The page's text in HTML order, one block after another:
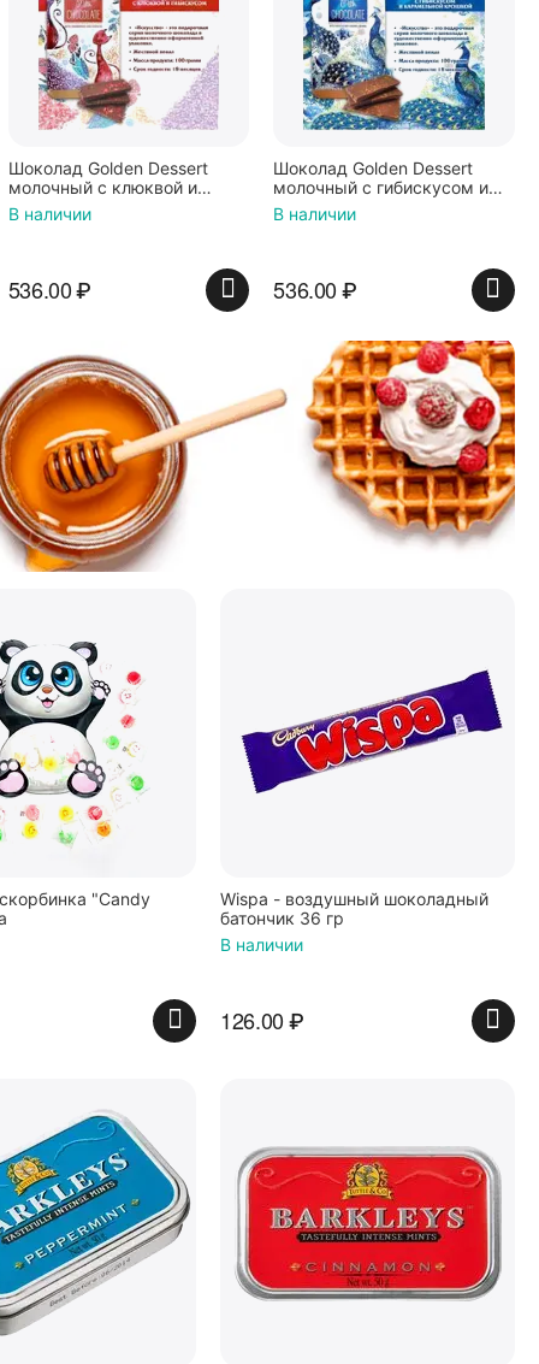
Шоколад Golden Dessert
молочный с клюквой и
гибискусом (КОТИКИ) 100г
В наличии
536.00₽
Шоколад Golden Dessert
молочный с гибискусом и
карамельной крошкой (ЖАР
ПТИЦА) 100г
В наличии
536.00₽
"Candy
Wispa - воздушный шоколадный
батончик 36 гр
В наличии
126.00₽